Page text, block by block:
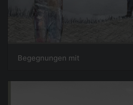
Begegnungen mit